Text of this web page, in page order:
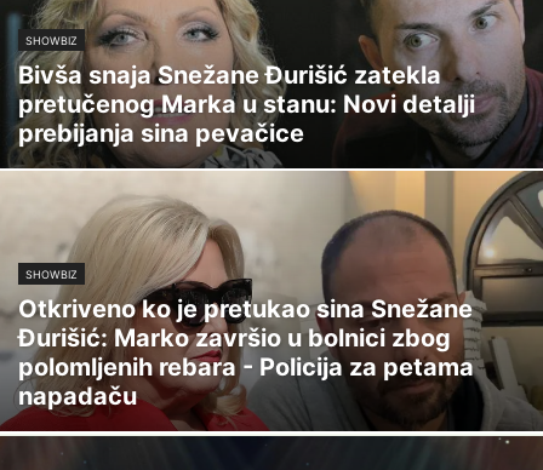
SHOWBIZ
Bivša snaja Snežane Đurišić zatekla
pretučenog Marka u stanu: Novi detalji
prebijanja sina pevačice
SHOWBIZ
Otkriveno ko je pretukao sina Snežane
Đurišić: Marko završio u bolnici zbog
polomljenih rebara - Policija za petama
napadaču